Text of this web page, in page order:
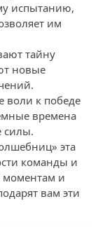
испытанию,
им
тайну
новые
к победе
времена
силы.
эта
команды и
моментам и
вам эти